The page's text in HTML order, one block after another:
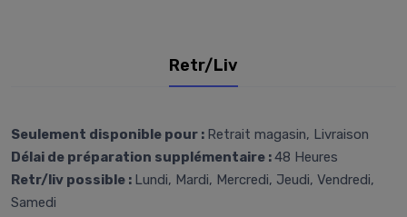
Retr/Liv
Seulement disponible pour : Retrait magasin, Livraison
Délai de préparation supplémentaire :48 Heures
Retr/liv possible : Lundi, Mardi, Mercredi, Jeudi, Vendredi,
Samedi